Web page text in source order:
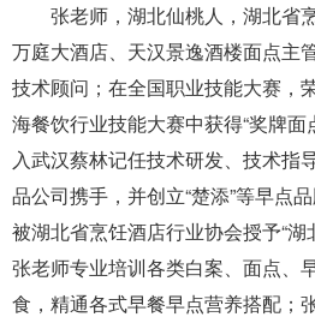
张老师，湖北仙桃人，湖北省
万庭大酒店、天汉景逸酒楼面点主
技术顾问；在全国职业技能大赛，
海餐饮行业技能大赛中获得“奖牌
入武汉蔡林记任技术研发、技术指
品公司携手，并创立“楚添”等早点
被湖北省烹饪酒店行业协会授予“湖
张老师专业培训各类白案、面点、
食，精通各式早餐早点营养搭配；